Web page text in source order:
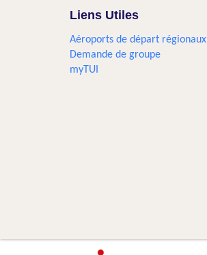
Liens Utiles
Aéroports de départ régionaux
Demande de groupe
myTUI